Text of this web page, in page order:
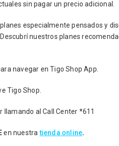
sin pagar un precio adicional.
especialmente pensados y
nuestros planes
navegar en Tigo Shop App.
Tigo Shop.
al Call Center *611
en nuestratienda online.